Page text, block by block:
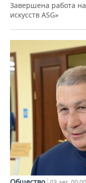
Завершена работа
искусств ASG»